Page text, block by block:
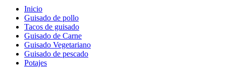
Inicio
Guisado de pollo
Tacos de guisado
Guisado de Carne
Guisado Vegetariano
Guisado de pescado
Potajes